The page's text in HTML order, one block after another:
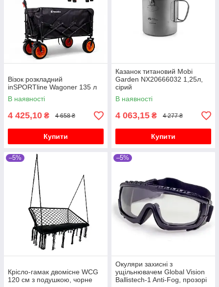
Візок розкладний
inSPORTline Wagoner 135 л
В наявності
4 425,10 ₴ 4 658 ₴
Купити
Казанок титановий Mobi
Garden NX20666032 1,25л,
сірий
В наявності
4 063,15 ₴ 4 277 ₴
Купити
–5%
Крісло-гамак двомісне WCG
120 см з подушкою, чорне
–5%
Окуляри захисні з
ущільнювачем Global Vision
Ballistech-1 Anti-Fog, прозорі